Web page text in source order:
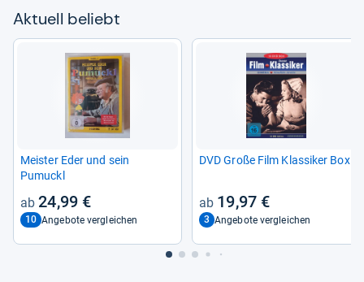
Aktu­ell beliebt
Meis­ter Eder und sein
Pumuckl
24,99 €
10 Angebote vergleichen
DVD Große Film Klas­si­ker Box
19,97 €
3 Angebote vergleichen